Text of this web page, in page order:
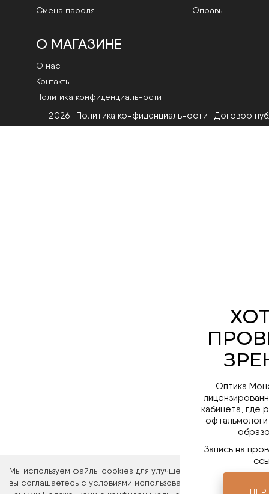
Мы используем файлы cookies для улучшения работы сайта.
вы соглашаетесь с условиями использования файлов cookies.
Смена пароля
Оправы
О МАГАЗИНЕ
О нас
Контакты
Политика конфиденциальности
2026 | Политика конфиденциальности | Договор
Оптика
кабинета, где
Запись на